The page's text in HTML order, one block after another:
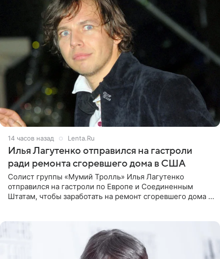
14 часов назад Lenta.Ru
Илья Лагутенко отправился на гастроли
ради ремонта сгоревшего дома в США
Солист группы «Мумий Тролль» Илья Лагутенко
отправился на гастроли по Европе и Соединенным
Штатам, чтобы заработать на ремонт сгоревшего дома в